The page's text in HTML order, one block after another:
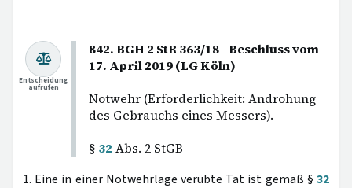
842. BGH 2 StR 363/18 - Beschluss vom
17. April 2019 (LG Köln)
Notwehr (Erforderlichkeit: Androhung
des Gebrauchs eines Messers).
§ 32 Abs. 2 StGB
Entscheidung
aufrufen
1. Eine in einer Notwehrlage verübte Tat ist gemäß § 32